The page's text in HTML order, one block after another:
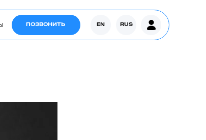
EN RUS
ПОЗВОНИТЬ